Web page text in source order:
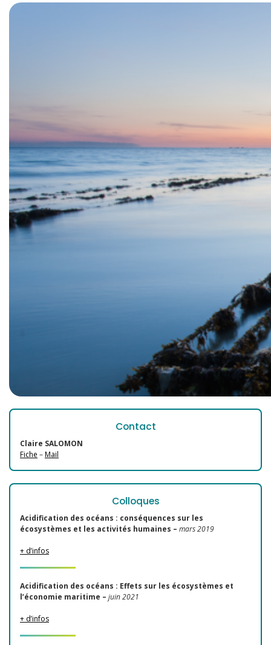
Contact
Claire SALOMON
Fiche –Mail
Colloques
Acidification des océans : conséquences sur les
écosystèmes et les activités humaines – mars 2019
+ d’infos
Acidification des océans : Effets sur les écosystèmes et
l’économie maritime – juin 2021
+ d’infos